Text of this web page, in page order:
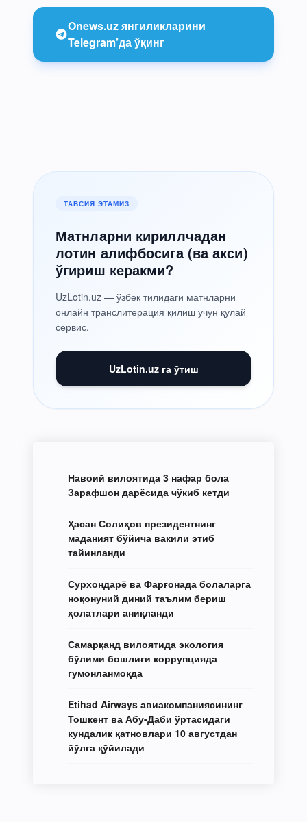
Onews.uz янгиликларини
Telegram’да ўқинг
ТАВСИЯ ЭТАМИЗ
Матнларни кириллчадан
лотин алифбосига (ва акси)
ўгириш керакми?
UzLotin.uz — ўзбек тилидаги матнларни
онлайн транслитерация қилиш учун қулай
сервис.
UzLotin.uz га ўтиш
Навоий вилоятида 3 нафар бола
Зарафшон дарёсида чўкиб кетди
Ҳасан Солиҳов президентнинг
маданият бўйича вакили этиб
тайинланди
Сурхондарё ва Фарғонада болаларга
ноқонуний диний таълим бериш
ҳолатлари аниқланди
Самарқанд вилоятида экология
бўлими бошлиғи коррупцияда
гумонланмоқда
Etihad Airways авиакомпаниясининг
Тошкент ва Абу-Даби ўртасидаги
кундалик қатновлари 10 августдан
йўлга қўйилади